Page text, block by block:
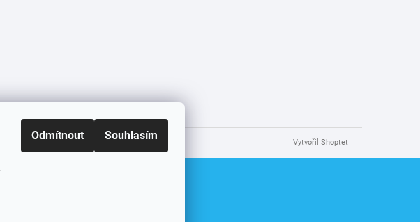
Odmítnout Souhlasím
Vytvořil Shoptet